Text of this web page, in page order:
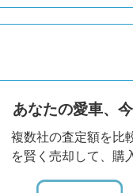
あなたの愛車、
複数社の査定額を比
を賢く売却して、購